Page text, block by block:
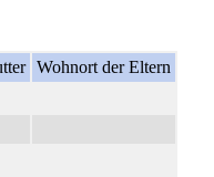
Wohnort der Eltern